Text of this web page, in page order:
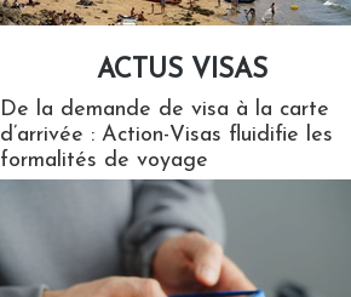
ACTUS VISAS
De la demande de visa à la carte
d’arrivée : Action-Visas fluidifie les
formalités de voyage